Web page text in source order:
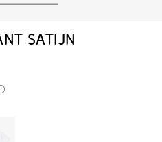
SATIJN